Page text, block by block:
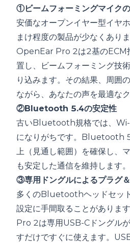
①ビームフォーミングマイク
安価なオープンイヤー型イヤ
まけ程度の製品が少なくあり
OpenEar Pro 2は2基のECM
置し、ビームフォーミング技
り込みます。その結果、周囲
ながら、あなたの声を最適な
②Bluetooth 5.4の安定性
古いBluetooth規格では、Wi-
になりがちです。Bluetooth
上（見通し範囲）を確保し、
も安定した通信を維持します。
③専用ドングルによるプラグ
多くのBluetoothヘッドセッ
設定に手間取ることがあり
Pro 2は専用USB-Cドングル
すだけですぐに使えます。